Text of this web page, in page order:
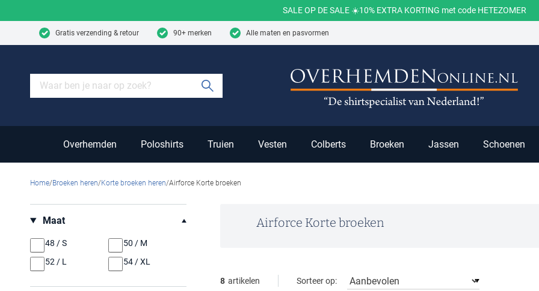
SALE OP DE SALE ☀️10% EXTRA KORTING met code HETEZOMER
Gratis verzending & retour 90+ merken Alle maten en pasvormen
Overhemden Poloshirts Truien Vesten Colberts Broeken Jassen Schoenen
Home Broeken heren Korte broeken heren Airforce Korte broeken
Airforce Korte broeken
Maat
48 / S
50 / M
52 / L
54 / XL
8 artikelen Sorteer op: